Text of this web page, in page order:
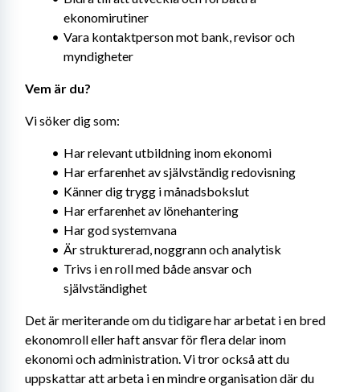
ekonomirutiner
Vara kontaktperson mot bank, revisor och
myndigheter
Vem är du?
Vi söker dig som:
Har relevant utbildning inom ekonomi
Har erfarenhet av självständig redovisning
Känner dig trygg i månadsbokslut
Har erfarenhet av lönehantering
Har god systemvana
Är strukturerad, noggrann och analytisk
Trivs i en roll med både ansvar och
självständighet
Det är meriterande om du tidigare har arbetat i en bred
ekonomroll eller haft ansvar för flera delar inom
ekonomi och administration. Vi tror också att du
uppskattar att arbeta i en mindre organisation där du